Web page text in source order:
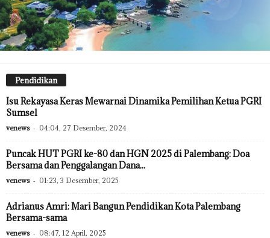
Pendidikan
Isu Rekayasa Keras Mewarnai Dinamika Pemilihan Ketua PGRI
Sumsel
venews - 04:04, 27 Desember, 2024
Puncak HUT PGRI ke-80 dan HGN 2025 di Palembang: Doa
Bersama dan Penggalangan Dana...
venews - 01:23, 3 Desember, 2025
Adrianus Amri: Mari Bangun Pendidikan Kota Palembang
Bersama-sama
venews - 08:47, 12 April, 2025